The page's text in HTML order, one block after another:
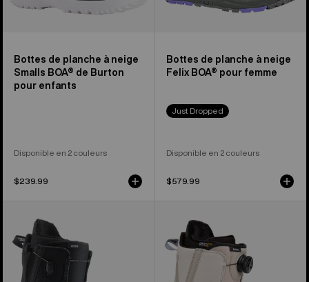
Bottes de planche à neige
Smalls BOA® de Burton
pour enfants
Disponible en 2 couleurs
$239.99
Bottes de planche à neige
Felix BOA® pour femme
Just Dropped
Disponible en 2 couleurs
$579.99
Bottes
planche
Bottes
planche